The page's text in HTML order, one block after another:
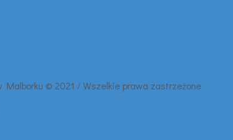
Malborku © 2021 / Wszelkie prawa zastrzeżone